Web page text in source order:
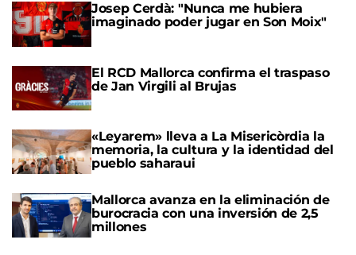
Josep Cerdà: "Nunca me hubiera
imaginado poder jugar en Son Moix"
El RCD Mallorca confirma el traspaso
de Jan Virgili al Brujas
«Leyarem» lleva a La Misericòrdia la
memoria, la cultura y la identidad del
pueblo saharaui
Mallorca avanza en la eliminación de
burocracia con una inversión de 2,5
millones